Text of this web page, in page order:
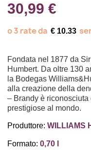
30,99 €
€ 10.33
Fondata nel 1877 da
Humbert. Da oltre 130
la Bodegas
alla creazione della
– Brandy è
prestigiose al mondo.
Produttore: WILLIAMS
Formato: 0,70 l